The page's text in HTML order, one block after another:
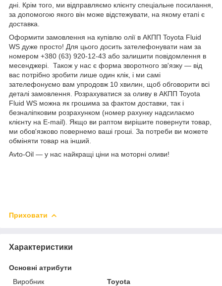
дні. Крім того, ми відправляємо клієнту спеціальне посилання,
за допомогою якого він може відстежувати, на якому етапі є
доставка.
Оформити замовлення на купівлю олії в АКПП Toyota Fluid
WS дуже просто! Для цього досить зателефонувати нам за
номером +380 (63) 920-12-43 або залишити повідомлення в
месенджері. Також у нас є форма зворотного зв'язку — від
вас потрібно зробити лише один клік, і ми самі
зателефонуємо вам упродовж 10 хвилин, щоб обговорити всі
деталі замовлення. Розрахуватися за оливу в АКПП Toyota
Fluid WS можна як грошима за фактом доставки, так і
безналіпковим розрахунком (номер рахунку надсилаємо
клієнту на E-mail). Якщо ви раптом вирішите повернути товар,
ми обов'язково повернемо ваші гроші. За потреби ви можете
обміняти товар на інший.
Avto-Oil — у нас найкращі ціни на моторні оливи!
Приховати
Характеристики
Основні атрибути
Виробник
Toyota